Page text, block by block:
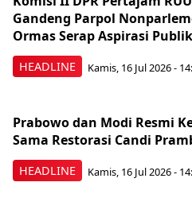
HEADLINE
Gandeng Parpol
Ormas Serap Aspirasi Publik
Kamis, 16 Jul 2026 -
HEADLINE
Prabowo dan Modi Resmi
Sama Restorasi Candi
Kamis, 16 Jul 2026 -